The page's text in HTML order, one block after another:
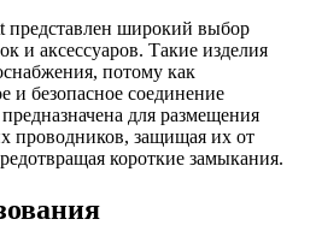
представлен широкий выбор
и аксессуаров. Такие изделия
потому как
и безопасное соединение
для размещения
проводников, защищая их от
короткие замыкания.